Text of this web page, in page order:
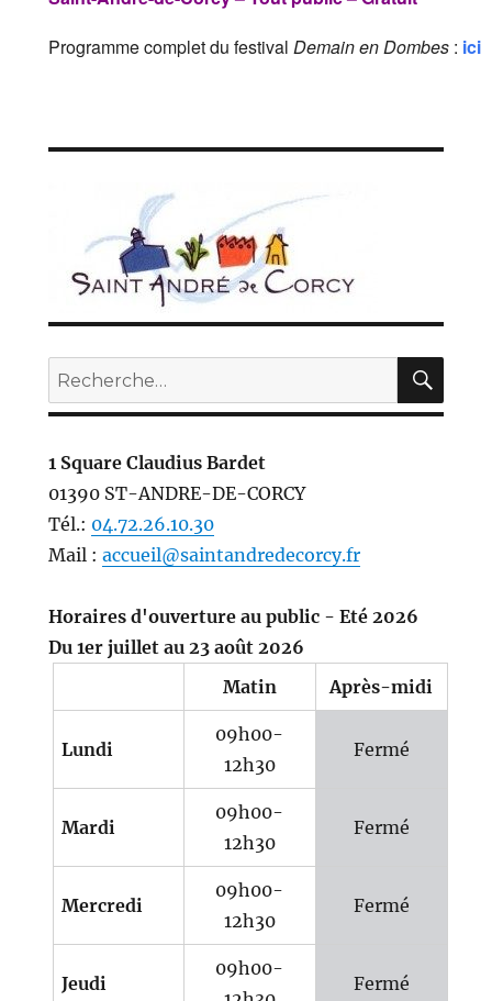
Programme complet du festival Demain en Dombes: ici
Recherche
pour :
1 Square Claudius Bardet
01390 ST-ANDRE-DE-CORCY
Tél.: 04.72.26.10.30
Mail : accueil@saintandredecorcy.fr
Horaires d'ouverture au public - Eté 2026
Du 1er juillet au 23 août 2026
Matin
Après-midi
Lundi
09h00-
12h30
Fermé
Mardi
09h00-
12h30
Fermé
Mercredi
09h00-
12h30
Fermé
Jeudi
09h00-
Fermé